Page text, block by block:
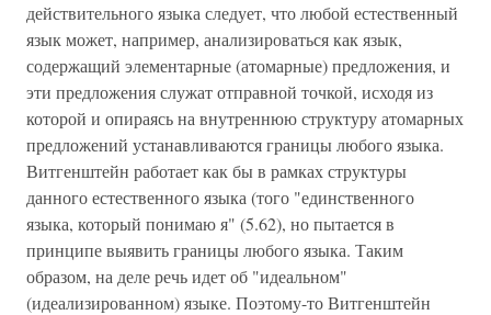
действительного языка следует, что любой естественный
язык может, например, анализироваться как язык,
содержащий элементарные (атомарные) предложения, и
эти предложения служат отправной точкой, исходя из
которой и опираясь на внутреннюю структуру атомарных
предложений устанавливаются границы любого языка.
Витгенштейн работает как бы в рамках структуры
данного естественного языка (того "единственного
языка, который понимаю я" (5.62), но пытается в
принципе выявить границы любого языка. Таким
образом, на деле речь идет об "идеальном"
(идеализированном) языке. Поэтому-то Витгенштейн